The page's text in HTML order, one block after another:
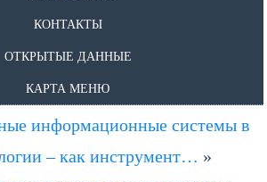
КОНТАКТЫ
ОТКРЫТЫЕ ДАННЫЕ
КАРТА МЕНЮ
информационные системы в
– как инструмент… »